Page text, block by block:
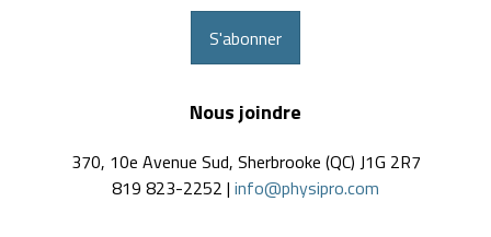
S'abonner
Nous joindre
370, 10e Avenue Sud, Sherbrooke (QC) J1G 2R7
819 823-2252 | info@physipro.com